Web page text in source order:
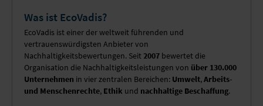
Was ist EcoVadis?
EcoVadis ist einer der weltweit führenden und
vertrauenswürdigsten Anbieter von
Nachhaltigkeitsbewertungen. Seit 2007 bewertet die
Organisation die Nachhaltigkeitsleistungen von über 130.000
Unternehmen in vier zentralen Bereichen: Umwelt,Arbeits-
und Menschenrechte, Ethik und nachhaltige Beschaffung.